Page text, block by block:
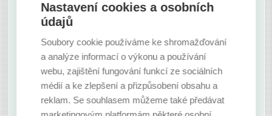
Nevybrali jste si? Zkuste i další možnosti.
ZOBRAZIT VŠECHNY FAKULTY
ZOBRAZIT VŠECHNY TYPY CŽV
Nastavení cookies a osobních
údajů
Soubory cookie používáme ke shromažďování
a analýze informací o výkonu a používání
webu, zajištění fungování funkcí ze sociálních
médií a ke zlepšení a přizpůsobení obsahu a
reklam. Se souhlasem můžeme také předávat